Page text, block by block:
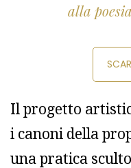
alla
Il progetto
i canoni della
una pratica